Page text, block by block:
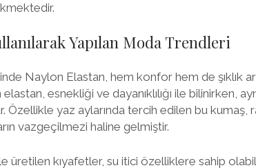
Yapılan Moda Trendleri
Naylon Elastan, hem konfor hem de şıklık
esnekliği ve dayanıklılığı ile bilinirken,
yaz aylarında tercih edilen bu kumaş,
vazgeçilmezi haline gelmiştir.
üretilen kıyafetler, su itici özelliklere sahip